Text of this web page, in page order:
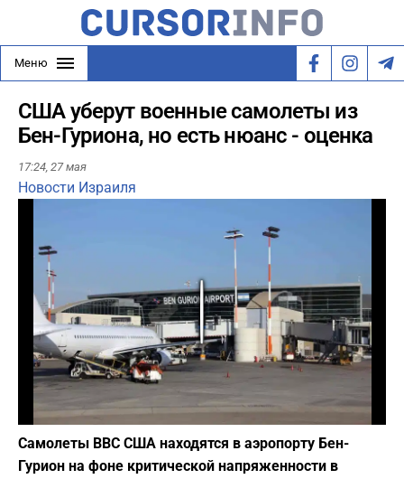
Меню
США уберут военные самолеты из
Бен-Гуриона, но есть нюанс - оценка
17:24, 27 мая
Новости Израиля
Play
Фото: depositphotos.com
Самолеты ВВС США находятся в аэропорту Бен-
Гурион на фоне критической напряженности в